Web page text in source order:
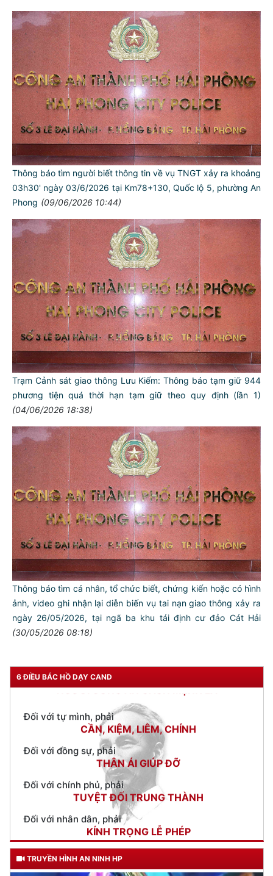
Thông báo tìm người biết thông tin về vụ TNGT xảy ra khoảng
03h30' ngày 03/6/2026 tại Km78+130, Quốc lộ 5, phường An
Phong (09/06/2026 10:44)
Trạm Cảnh sát giao thông Lưu Kiếm: Thông báo tạm giữ 944
phương tiện quá thời hạn tạm giữ theo quy định (lần 1)
(04/06/2026 18:38)
Thông báo tìm cá nhân, tổ chức biết, chứng kiến hoặc có hình
ảnh, video ghi nhận lại diễn biến vụ tai nạn giao thông xảy ra
ngày 26/05/2026, tại ngã ba khu tái định cư đảo Cát Hải
(30/05/2026 08:18)
6 ĐIỀU BÁC HỒ DẠY CAND
Đối với tự mình, phải
CẦN, KIỆM, LIÊM, CHÍNH
Đối với đồng sự, phải
THÂN ÁI GIÚP ĐỠ
Đối với chính phủ, phải
TUYỆT ĐỐI TRUNG THÀNH
Đối với nhân dân, phải
KÍNH TRỌNG LỄ PHÉP
Đối với công việc, phải
TẬN TỤY
Đối với địch, phải
CƯƠNG QUYẾT, KHÔN KHÉO
TRUYỀN HÌNH AN NINH HP